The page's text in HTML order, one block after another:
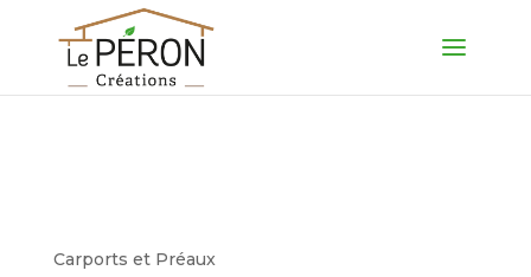
Carports et Préaux